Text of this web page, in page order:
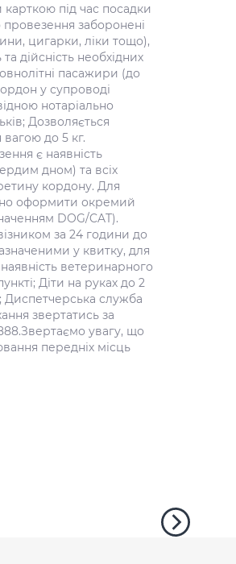
під час посадки
заборонені
цигарки, ліки тощо),
дійсність необхідних
пасажири (до
у супроводі
нотаріально
Дозволяється
до 5 кг.
є наявність
дном) та всіх
кордону. Для
оформити окремий
DOG/CAT).
за 24 години до
у квитку, для
ветеринарного
Діти на руках до 2
Диспетчерська служба
звертатись за
увагу, що
передніх місць